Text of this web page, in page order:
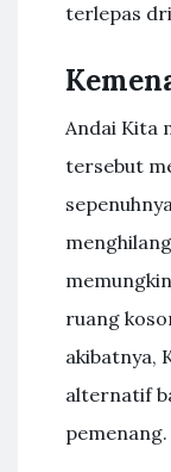
terlepas
Andai Kita
tersebut
ruang
akibatnya,
alternatif
pemenang.